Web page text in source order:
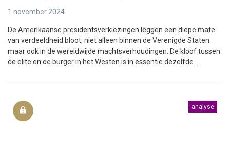
1 november 2024
De Amerikaanse presidentsverkiezingen leggen een diepe mate
van verdeeldheid bloot, niet alleen binnen de Verenigde Staten
maar ook in de wereldwijde machtsverhoudingen. De kloof tussen
de elite en de burger in het Westen is in essentie dezelfde...
analyse